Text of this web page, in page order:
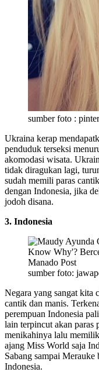
sumber foto :
Ukraina kerap
penduduk terseksi
akomodasi wisata.
tidak diragukan lagi,
sudah memili paras
dengan Indonesia, jika
jodoh disana.
3. Indonesia
sumber foto:
Negara yang sangat kita
cantik dan manis.
perempuan Indonesia
lain terpincut akan paras
menikahinya lalu
ajang Miss World saja
Sabang sampai
Indonesia.